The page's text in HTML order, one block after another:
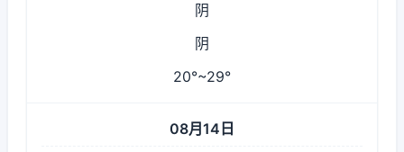
阴
阴
20°~29°
08月14日